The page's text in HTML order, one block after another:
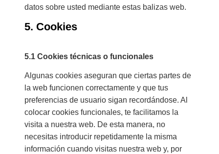
datos sobre usted mediante estas balizas web.
5. Cookies
5.1 Cookies técnicas o funcionales
Algunas cookies aseguran que ciertas partes de
la web funcionen correctamente y que tus
preferencias de usuario sigan recordándose. Al
colocar cookies funcionales, te facilitamos la
visita a nuestra web. De esta manera, no
necesitas introducir repetidamente la misma
información cuando visitas nuestra web y, por